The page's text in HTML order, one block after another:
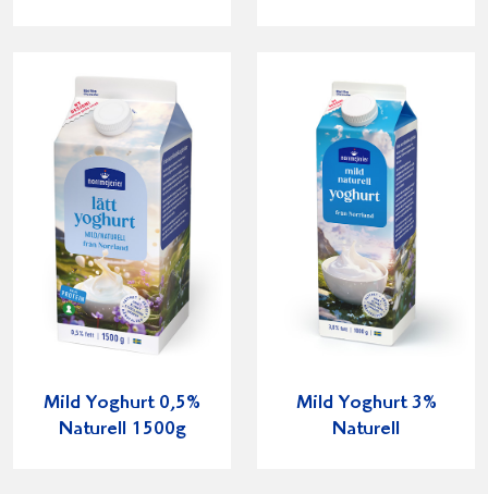
Mild Yoghurt 0,5%
Naturell 1500g
Mild Yoghurt 3%
Naturell